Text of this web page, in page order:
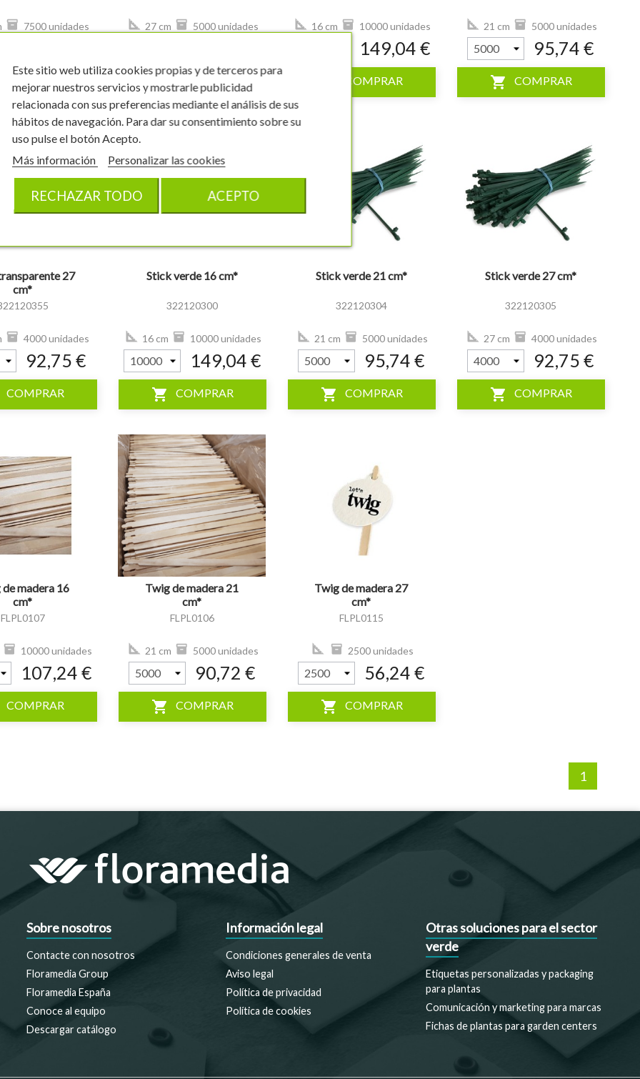
7500 unidades
COMPRAR
27 cm 5000 unidades
shopping_cart COMPRAR
16 cm 10000 unidades
149,04 €
COMPRAR
21 cm 5000 unidades
95,74 €
shopping_cart COMPRAR
27
cm*
4000 unidades
92,75 €
COMPRAR
Stick verde 16 cm*
322120300
16 cm 10000 unidades
149,04 €
shopping_cart COMPRAR
visibility
Stick verde 21 cm*
322120304
21 cm 5000 unidades
95,74 €
shopping_cart COMPRAR
visibility
Stick verde 27 cm*
322120305
27 cm 4000 unidades
92,75 €
shopping_cart COMPRAR
madera 16
cm*
FLPL0107
10000 unidades
107,24 €
COMPRAR
Twig de madera 21
cm*
FLPL0106
21 cm 5000 unidades
90,72 €
shopping_cart COMPRAR
visibility
Twig de madera 27
cm*
FLPL0115
2500 unidades
56,24 €
shopping_cart COMPRAR
1
Sobre nosotros
Contacte con nosotros
Floramedia Group
Floramedia España
Conoce al equipo
Descargar catálogo
Información legal
Condiciones generales de venta
Aviso legal
Política de privacidad
Política de cookies
Otras soluciones para el sector
verde
Etiquetas personalizadas y packaging
para plantas
Comunicación y marketing para marcas
Fichas de plantas para garden centers
Este sitio web utiliza cookies propias y de terceros para
mejorar nuestros servicios y mostrarle publicidad
relacionada con sus preferencias mediante el análisis de sus
hábitos de navegación. Para dar su consentimiento sobre su
uso pulse el botón Acepto.
Más información
Personalizar las cookies
RECHAZAR TODO ACEPTO